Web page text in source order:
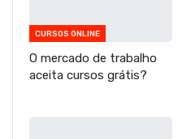
CURSOS ONLINE
O mercado de trabalho
aceita cursos grátis?